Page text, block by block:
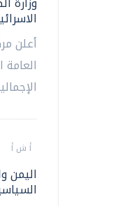
الاسرائيلى
أعلن
العامة
أ ش أ
اليمن